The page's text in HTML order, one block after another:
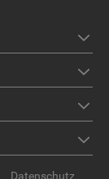
Datenschutz